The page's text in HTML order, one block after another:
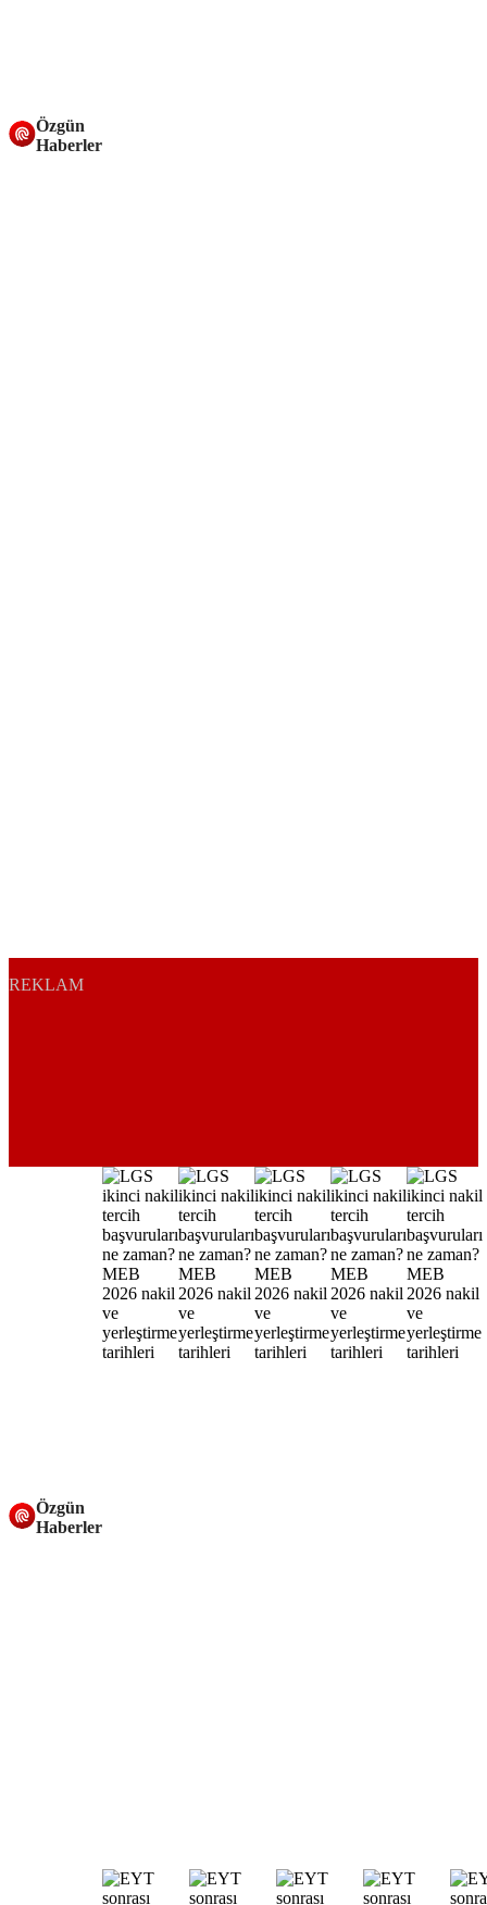
Özgün
Haberler
REKLAM
Özgün
Haberler